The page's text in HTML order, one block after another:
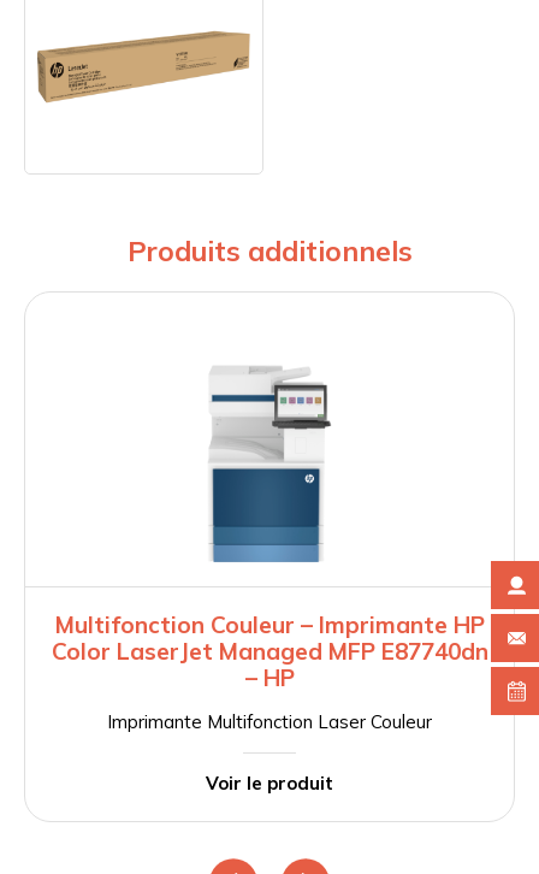
Produits additionnels
Multifonction Couleur – Imprimante HP
Color LaserJet Managed MFP E87740dn
– HP
Imprimante Multifonction Laser Couleur
Voir le produit